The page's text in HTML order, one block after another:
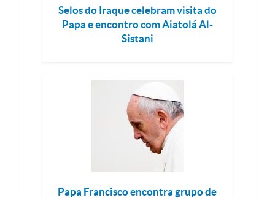
Selos do Iraque celebram visita do
Papa e encontro com Aiatolá Al-
Sistani
Papa Francisco encontra grupo de